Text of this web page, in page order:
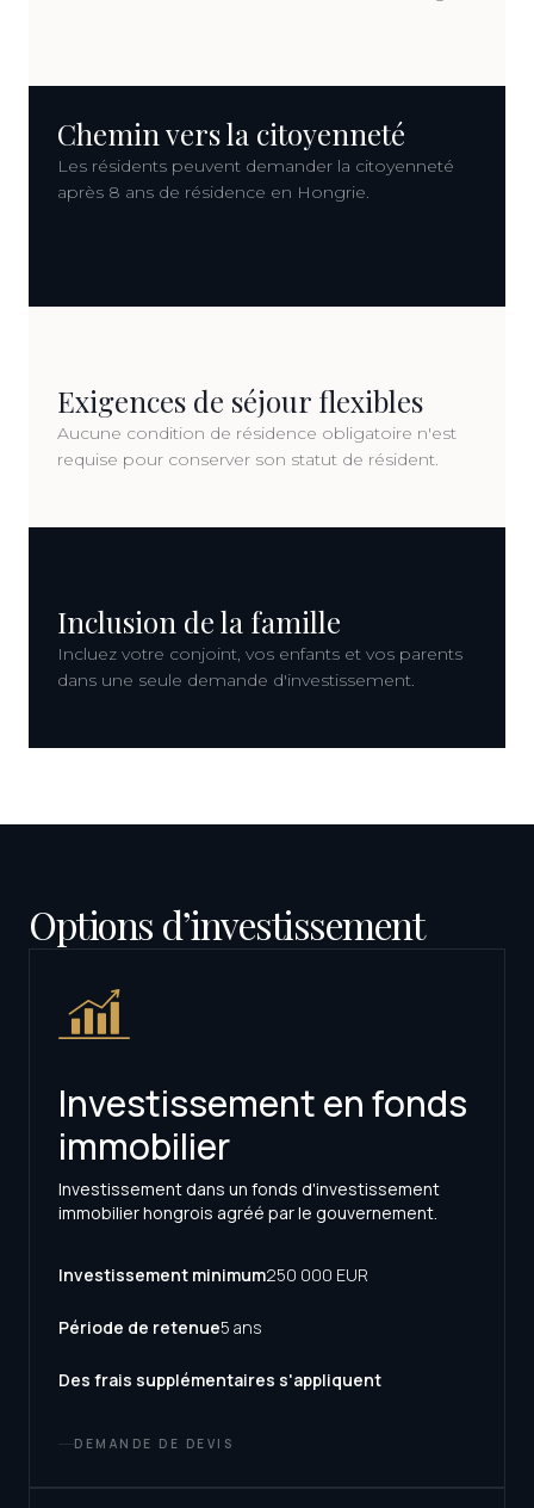
Chemin vers la citoyenneté
Les résidents peuvent demander la citoyenneté
après 8 ans de résidence en Hongrie.
Exigences de séjour flexibles
Aucune condition de résidence obligatoire n'est
requise pour conserver son statut de résident.
Inclusion de la famille
Incluez votre conjoint, vos enfants et vos parents
dans une seule demande d'investissement.
Options d’investissement
Investissement en fonds
immobilier
Investissement dans un fonds d'investissement
immobilier hongrois agréé par le gouvernement.
Investissement minimum250 000 EUR
Période de retenue5 ans
Des frais supplémentaires s'appliquent
DEMANDE DE DEVIS